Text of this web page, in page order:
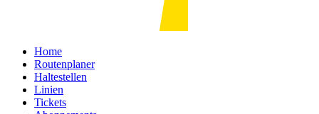
Home
Routenplaner
Haltestellen
Linien
Tickets